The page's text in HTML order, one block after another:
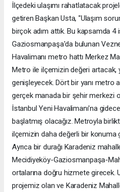
İlçedeki ulaşımı rahatlatacak
getiren Başkan Usta, "Ulaşım
birçok adım attık. Bu kapsamda 4
Gaziosmanpaşa'da bulunan
Havalimanı metro hattı Merkez
Metro ile ilçemizin değeri
genişleyecek. Dört bir yanı metro
gerçek manada bir şehir merkezi
İstanbul Yeni Havalimanı'na
başlatmış olacağız. Metroyla
ilçemizin daha değerli bir konuma
Ayrıca bir durağı Karadeniz
Mecidiyeköy-Gaziosmanpaşa-
ortalarına doğru hizmete girecek.
projemiz olan ve Karadeniz